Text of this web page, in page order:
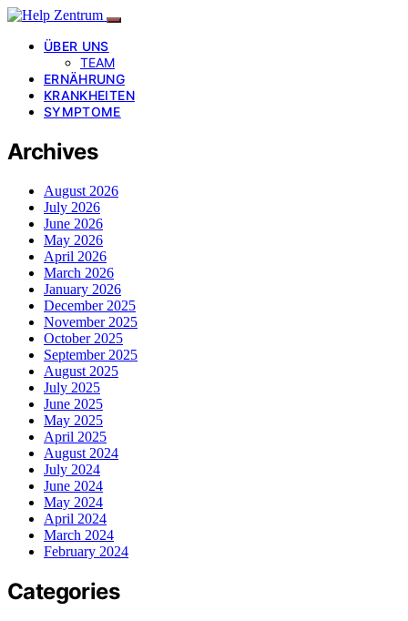
ÜBER UNS
TEAM
ERNÄHRUNG
KRANKHEITEN
SYMPTOME
Archives
August 2026
July 2026
June 2026
May 2026
April 2026
March 2026
January 2026
December 2025
November 2025
October 2025
September 2025
August 2025
July 2025
June 2025
May 2025
April 2025
August 2024
July 2024
June 2024
May 2024
April 2024
March 2024
February 2024
Categories